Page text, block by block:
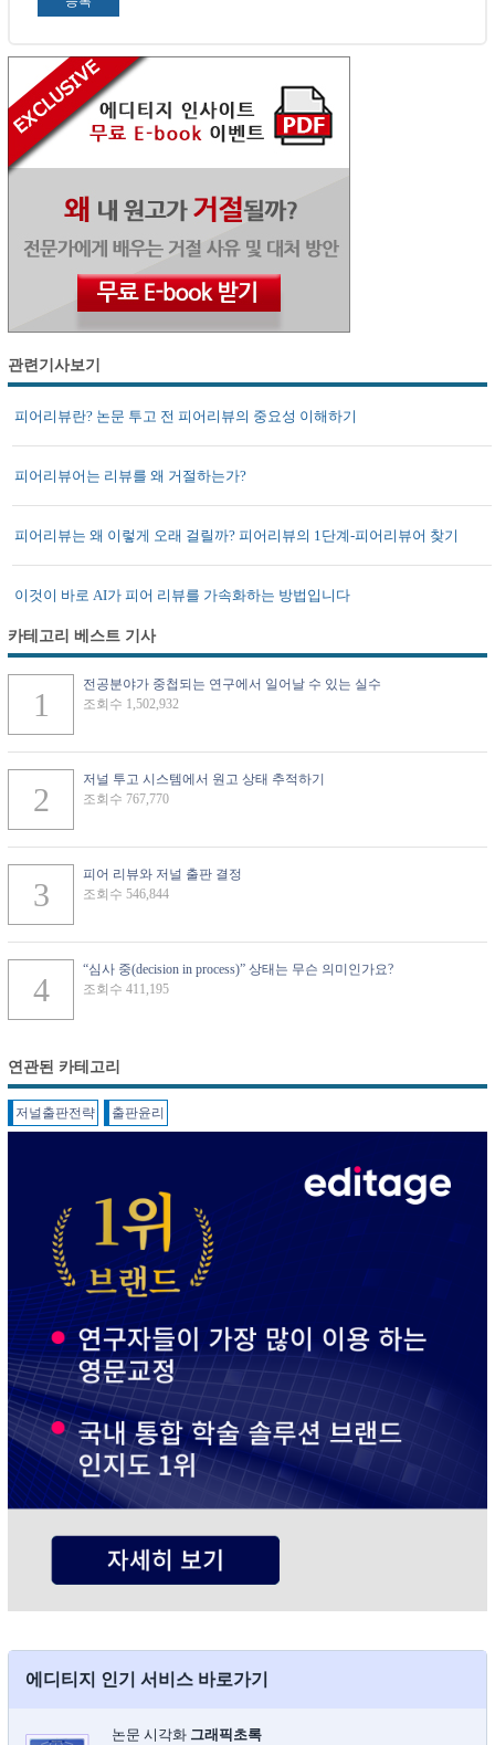
관련기사보기
피어리뷰란? 논문 투고 전 피어리뷰의 중요성 이해하기
피어리뷰어는 리뷰를 왜 거절하는가?
피어리뷰는 왜 이렇게 오래 걸릴까? 피어리뷰의 1단계-피어리뷰어 찾기
이것이 바로 AI가 피어 리뷰를 가속화하는 방법입니다
카테고리 베스트 기사
전공분야가 중첩되는 연구에서 일어날 수 있는 실수
조회수 1,502,932
저널 투고 시스템에서 원고 상태 추적하기
조회수 767,770
피어 리뷰와 저널 출판 결정
조회수 546,844
“심사 중(decision in process)” 상태는 무슨 의미인가요?
조회수 411,195
연관된 카테고리
저널출판전략 출판윤리
에디티지 인기 서비스 바로가기
논문 시각화 그래픽초록​